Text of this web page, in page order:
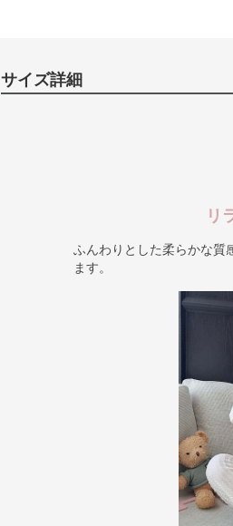
サイズ詳細
リ
ふんわりとした柔らかな質
ます。